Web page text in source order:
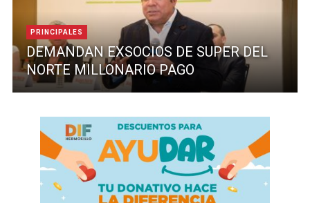
PRINCIPALES
DEMANDAN EXSOCIOS DE SUPER DEL
NORTE MILLONARIO PAGO